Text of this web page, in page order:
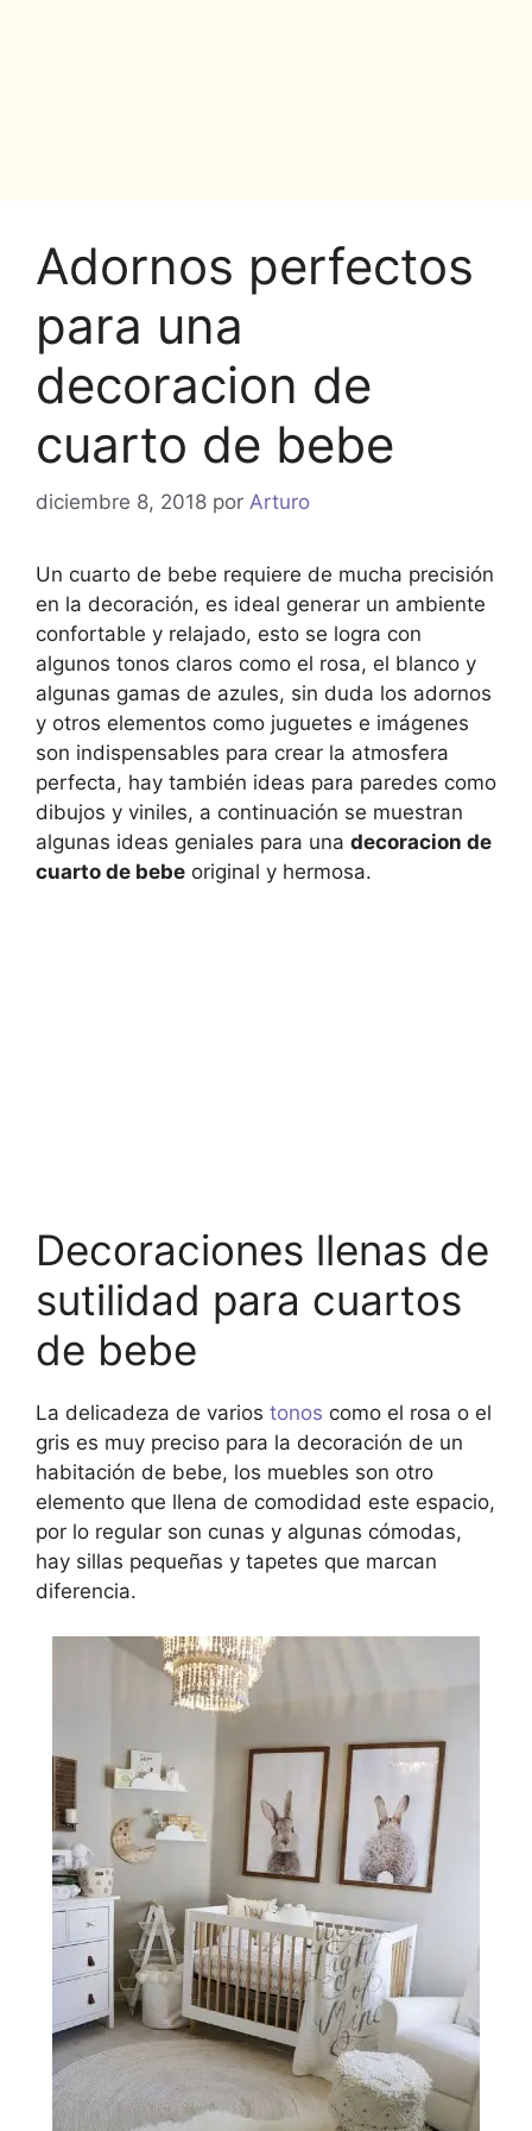
Adornos perfectos
para una
decoracion de
cuarto de bebe
diciembre 8, 2018 por Arturo
Un cuarto de bebe requiere de mucha precisión
en la decoración, es ideal generar un ambiente
confortable y relajado, esto se logra con
algunos tonos claros como el rosa, el blanco y
algunas gamas de azules, sin duda los adornos
y otros elementos como juguetes e imágenes
son indispensables para crear la atmosfera
perfecta, hay también ideas para paredes como
dibujos y viniles, a continuación se muestran
algunas ideas geniales para una decoracion de
cuarto de bebe original y hermosa.
Decoraciones llenas de
sutilidad para cuartos
de bebe
La delicadeza de varios tonos como el rosa o el
gris es muy preciso para la decoración de un
habitación de bebe, los muebles son otro
elemento que llena de comodidad este espacio,
por lo regular son cunas y algunas cómodas,
hay sillas pequeñas y tapetes que marcan
diferencia.